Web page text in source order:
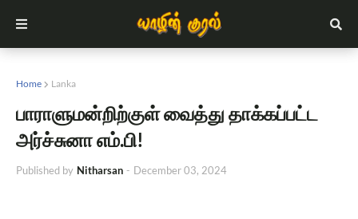
Home Lanka
பாராளுமன்றிற்குள் வைத்து தாக்கப்பட்ட
அர்ச்சுனா எம்.பி!
Published by Nitharsan - December 03, 2024